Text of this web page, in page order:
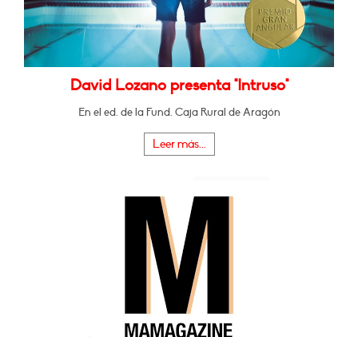
David Lozano presenta "Intruso"
En el ed. de la Fund. Caja Rural de Aragón
Leer más...